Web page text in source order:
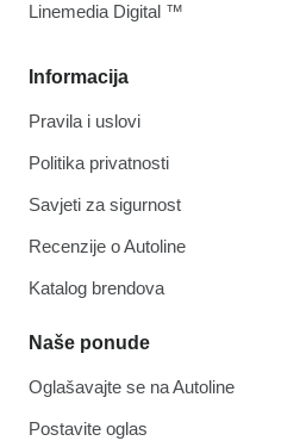
Informacija
Pravila i uslovi
Politika privatnosti
Savjeti za sigurnost
Recenzije o Autoline
Katalog brendova
Naše ponude
Oglašavajte se na Autoline
Postavite oglas
Linemedia Digital ™